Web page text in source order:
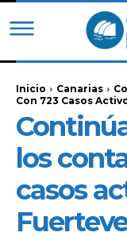
Inicio Canarias
Con 723 Casos
los
casos